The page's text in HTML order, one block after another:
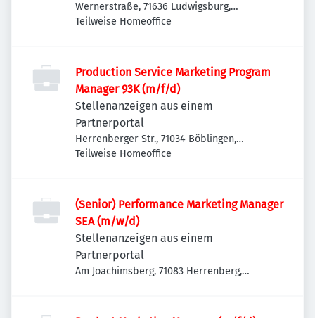
Wernerstraße, 71636 Ludwigsburg,
Deutschland
Teilweise Homeoffice
Production Service Marketing Program
Manager 93K (m/f/d)
Stellenanzeigen aus einem
Partnerportal
Herrenberger Str., 71034 Böblingen,
Deutschland
Teilweise Homeoffice
(Senior) Performance Marketing Manager
SEA (m/w/d)
Stellenanzeigen aus einem
Partnerportal
Am Joachimsberg, 71083 Herrenberg,